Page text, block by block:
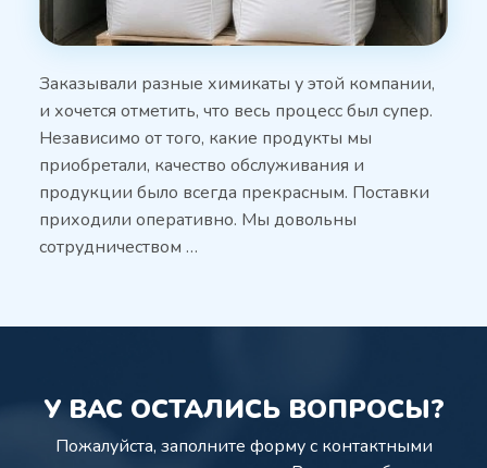
Заказывали разные химикаты у этой компании,
и хочется отметить, что весь процесс был супер.
Независимо от того, какие продукты мы
приобретали, качество обслуживания и
продукции было всегда прекрасным. Поставки
приходили оперативно. Мы довольны
сотрудничеством …
У ВАС ОСТАЛИСЬ ВОПРОСЫ?
Пожалуйста, заполните форму с контактными